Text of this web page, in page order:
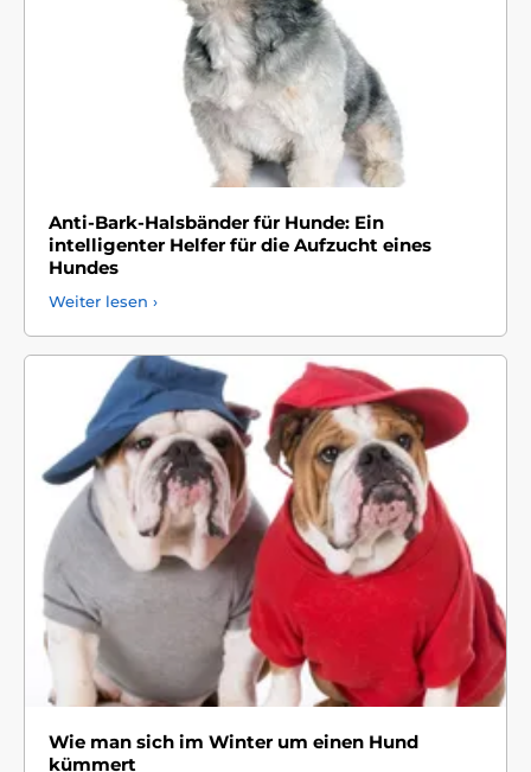
Anti-Bark-Halsbänder für Hunde: Ein
intelligenter Helfer für die Aufzucht eines
Hundes
Weiter lesen ›
Wie man sich im Winter um einen Hund
kümmert